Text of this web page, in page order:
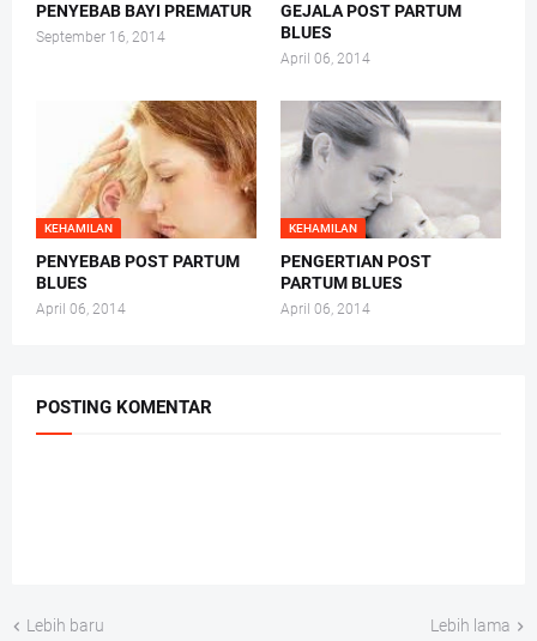
PENYEBAB BAYI PREMATUR
September 16, 2014
GEJALA POST PARTUM
BLUES
April 06, 2014
KEHAMILAN
PENYEBAB POST PARTUM
BLUES
April 06, 2014
KEHAMILAN
PENGERTIAN POST
PARTUM BLUES
April 06, 2014
POSTING KOMENTAR
Lebih baru Lebih lama